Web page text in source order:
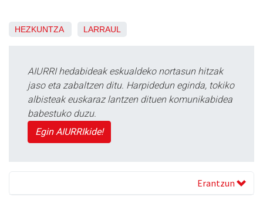
HEZKUNTZA LARRAUL
AIURRI hedabideak eskualdeko nortasun hitzak
jaso eta zabaltzen ditu. Harpidedun eginda, tokiko
albisteak euskaraz lantzen dituen komunikabidea
babestuko duzu.
Egin AIURRIkide!
Erantzun